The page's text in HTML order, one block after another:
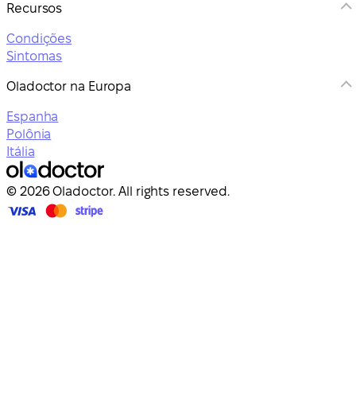
Recursos
Condições
Sintomas
Oladoctor na Europa
Espanha
Polônia
Itália
© 2026 Oladoctor. All rights reserved.